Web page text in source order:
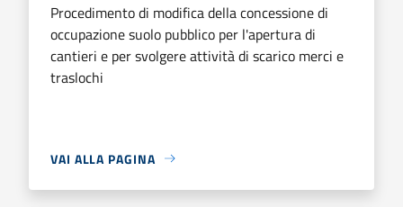
Procedimento di modifica della concessione di
occupazione suolo pubblico per l'apertura di
cantieri e per svolgere attività di scarico merci e
traslochi
VAI ALLA PAGINA